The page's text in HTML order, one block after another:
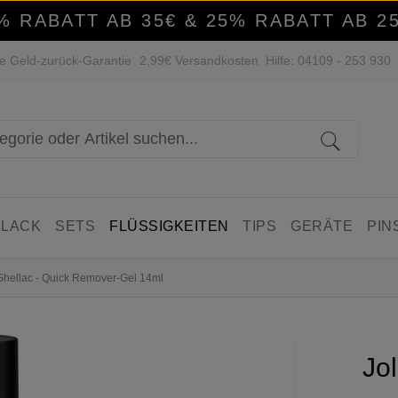
RABATT AB 35€ & 25% RABATT AB
Geld-zurück-Garantie 2,99€ Versandkosten Hilfe: 04109 - 253 930
SETS FLÜSSIGKEITEN TIPS GERÄTE
- Quick Remover-Gel 14ml